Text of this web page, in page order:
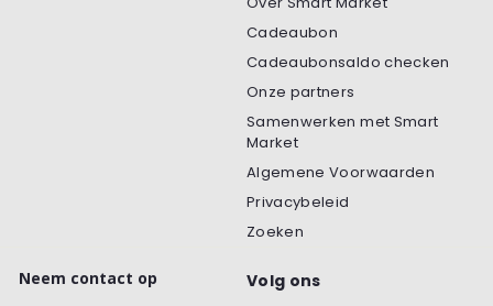
Cadeaubon
Cadeaubonsaldo checken
Onze partners
Samenwerken met Smart
Market
Algemene Voorwaarden
Privacybeleid
Zoeken
Neem contact op
Volg ons